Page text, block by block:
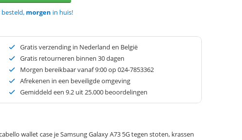
morgen in huis!
Gratis verzending in Nederland en België
Gratis retourneren binnen 30 dagen
Morgen bereikbaar vanaf 9:00 op 024-7853362
Afrekenen in een beveiligde omgeving
Gemiddeld een 9.2 uit 25.000 beoordelingen
wallet case je Samsung Galaxy A73 5G tegen stoten, krassen